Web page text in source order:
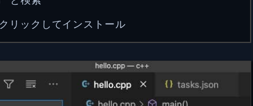
リックしてインストール